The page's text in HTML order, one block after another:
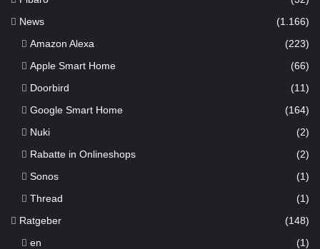
News (1.166)
Amazon Alexa
(223)
Apple Smart Home
(66)
Doorbird
(11)
Google Smart Home
(164)
Nuki
(2)
Rabatte in Onlineshops
(2)
Sonos
(1)
Thread
(1)
Ratgeber (148)
en
(1)